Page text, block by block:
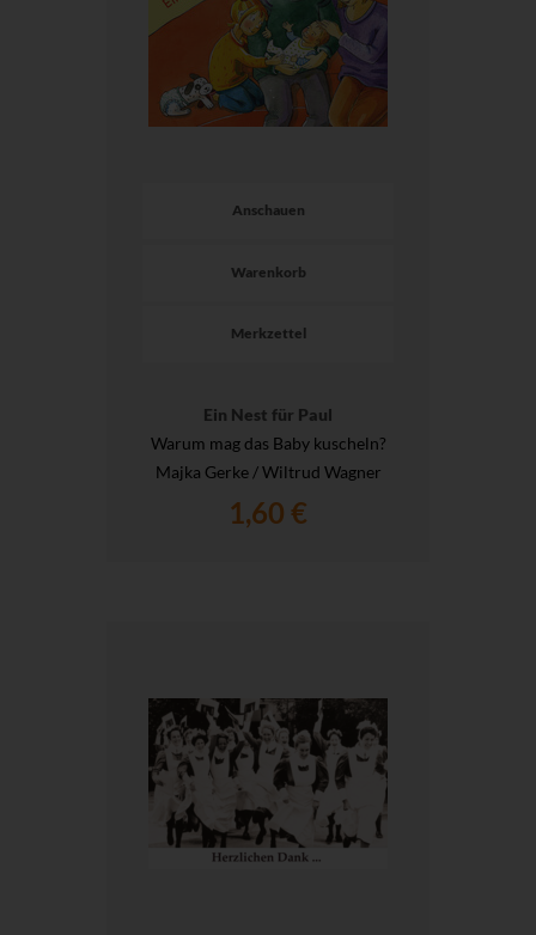
Anschauen
Warenkorb
Merkzettel
Ein Nest für Paul
Warum mag das Baby kuscheln?
Majka Gerke / Wiltrud Wagner
1,60 €